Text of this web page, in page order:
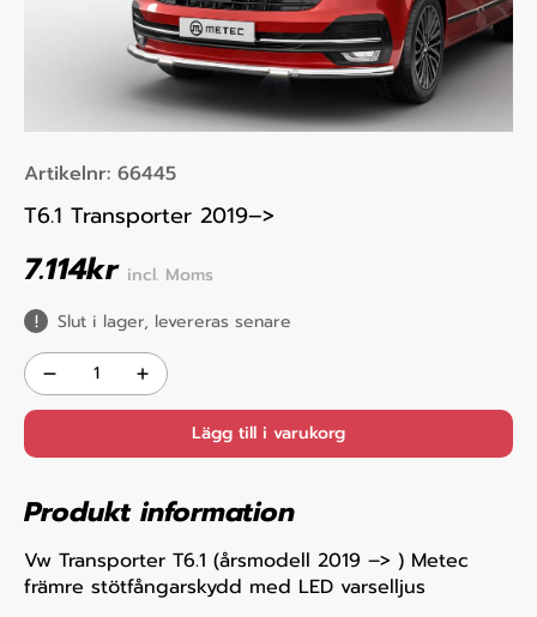
Artikelnr: 66445
T6.1 Transporter 2019–>
7.114kr incl. Moms
Slut i lager, levereras senare
Lägg till i varukorg
Produkt information
Vw Transporter T6.1 (årsmodell 2019 –> ) Metec
främre stötfångarskydd med LED varselljus